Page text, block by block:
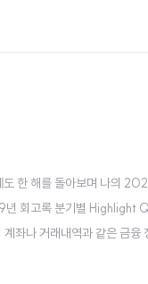
한 해를 돌아보며 나의
회고록 분기별
계좌나 거래내역과 같은